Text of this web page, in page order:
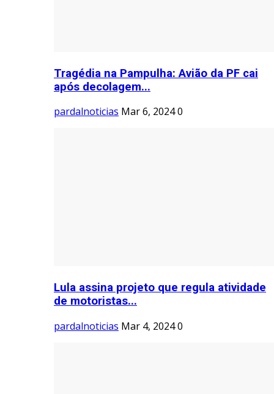
Tragédia na Pampulha: Avião da PF cai
após decolagem...
pardalnoticias Mar 6, 20240
Lula assina projeto que regula atividade
de motoristas...
pardalnoticias Mar 4, 20240